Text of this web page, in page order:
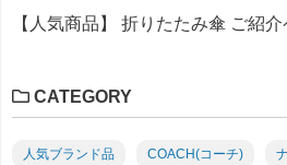
【人気商品】 折りたたみ傘 ご紹介
CATEGORY
人気ブランド品 COACH(コーチ)